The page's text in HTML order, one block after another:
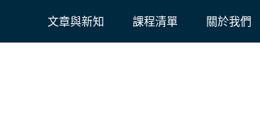
文章與新知 課程清單 關於我們